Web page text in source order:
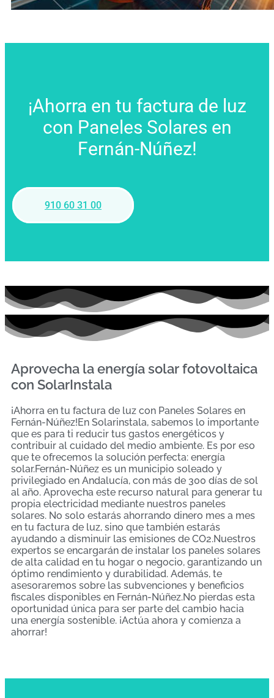
¡Ahorra en tu factura de luz
con Paneles Solares en
Fernán-Núñez!
910 60 31 00
Aprovecha la energía solar fotovoltaica
con SolarInstala
¡Ahorra en tu factura de luz con Paneles Solares en
Fernán-Núñez!En Solarinstala, sabemos lo importante
que es para ti reducir tus gastos energéticos y
contribuir al cuidado del medio ambiente. Es por eso
que te ofrecemos la solución perfecta: energía
solar.Fernán-Núñez es un municipio soleado y
privilegiado en Andalucía, con más de 300 días de sol
al año. Aprovecha este recurso natural para generar tu
propia electricidad mediante nuestros paneles
solares. No solo estarás ahorrando dinero mes a mes
en tu factura de luz, sino que también estarás
ayudando a disminuir las emisiones de CO2.Nuestros
expertos se encargarán de instalar los paneles solares
de alta calidad en tu hogar o negocio, garantizando un
óptimo rendimiento y durabilidad. Además, te
asesoraremos sobre las subvenciones y beneficios
fiscales disponibles en Fernán-Núñez.No pierdas esta
oportunidad única para ser parte del cambio hacia
una energía sostenible. ¡Actúa ahora y comienza a
ahorrar!